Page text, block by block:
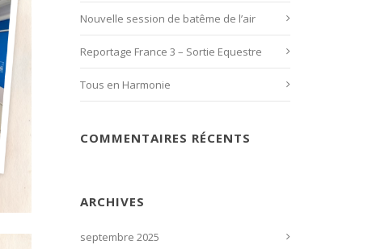
Nouvelle session de batême de l’air
Reportage France 3 – Sortie Equestre
Tous en Harmonie
COMMENTAIRES RÉCENTS
ARCHIVES
septembre 2025